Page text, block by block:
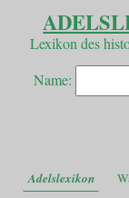
Lexikon des
Name:
Adelslexikon